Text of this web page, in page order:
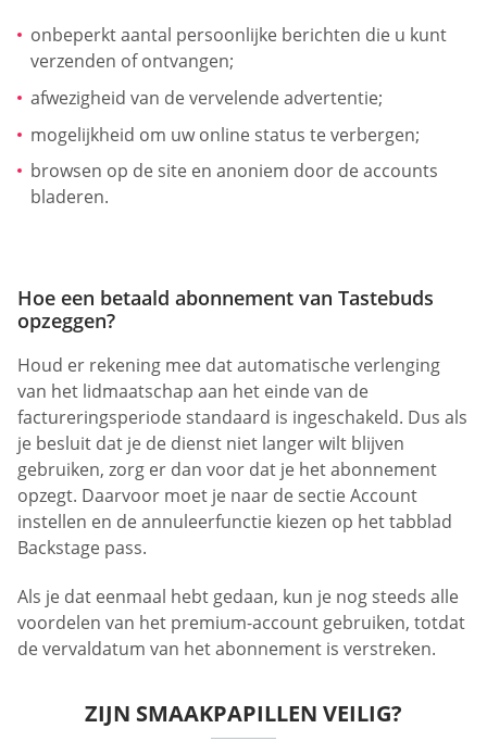
onbeperkt aantal persoonlijke berichten die u kunt
verzenden of ontvangen;
afwezigheid van de vervelende advertentie;
mogelijkheid om uw online status te verbergen;
browsen op de site en anoniem door de accounts
bladeren.
Hoe een betaald abonnement van Tastebuds
opzeggen?
Houd er rekening mee dat automatische verlenging
van het lidmaatschap aan het einde van de
factureringsperiode standaard is ingeschakeld. Dus als
je besluit dat je de dienst niet langer wilt blijven
gebruiken, zorg er dan voor dat je het abonnement
opzegt. Daarvoor moet je naar de sectie Account
instellen en de annuleerfunctie kiezen op het tabblad
Backstage pass.
Als je dat eenmaal hebt gedaan, kun je nog steeds alle
voordelen van het premium-account gebruiken, totdat
de vervaldatum van het abonnement is verstreken.
ZIJN SMAAKPAPILLEN VEILIG?